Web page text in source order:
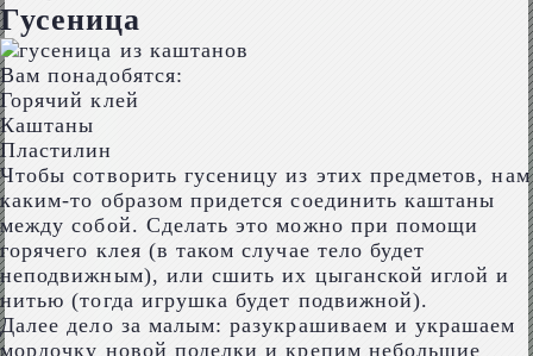
Гусеница
Вам понадобятся:
Горячий клей
Каштаны
Пластилин
Чтобы сотворить гусеницу из этих предметов, нам
каким-то образом придется соединить каштаны
между собой. Сделать это можно при помощи
горячего клея (в таком случае тело будет
неподвижным), или сшить их цыганской иглой и
нитью (тогда игрушка будет подвижной).
Далее дело за малым: разукрашиваем и украшаем
мордочку новой поделки и крепим небольшие